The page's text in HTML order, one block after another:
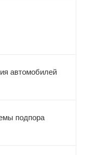
автомобилей
подпора